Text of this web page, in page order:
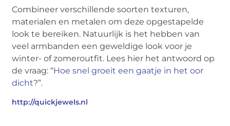
Combineer verschillende soorten texturen,
materialen en metalen om deze opgestapelde
look te bereiken. Natuurlijk is het hebben van
veel armbanden een geweldige look voor je
winter- of zomeroutfit. Lees hier het antwoord op
de vraag: “Hoe snel groeit een gaatje in het oor
dicht?”.
http://quickjewels.nl